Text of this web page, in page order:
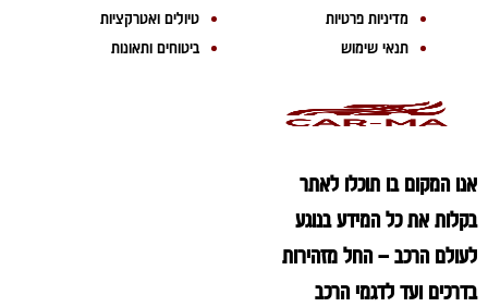
אנו המקום בו תוכלו לאתר
בקלות את כל המידע בנוגע
לעולם הרכב – החל מזהירות
בדרכים ועד לדגמי הרכב
מדיניות פרטיות
תנאי שימוש
טיולים ואטרקציות
ביטוחים ותאונות